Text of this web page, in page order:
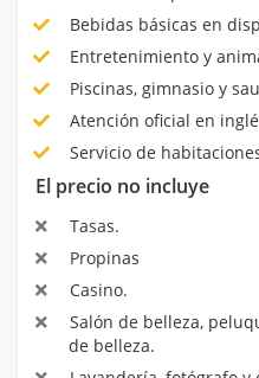
Bebidas básicas en
Entretenimiento y
Piscinas, gimnasio y
Atención oficial en
Servicio de
El precio no incluye
Tasas.
Propinas
Casino.
Salón de belleza,
de belleza.